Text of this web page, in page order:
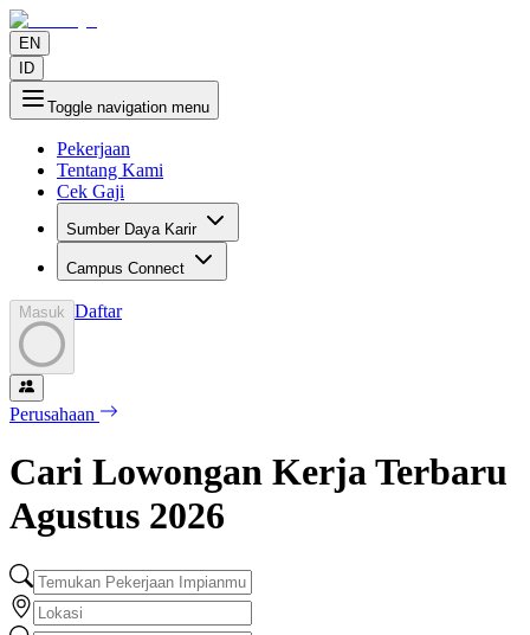
EN
ID
Toggle navigation menu
Pekerjaan
Tentang Kami
Cek Gaji
Sumber Daya Karir
Campus Connect
Masuk Daftar
Perusahaan
Cari Lowongan Kerja Terbaru
Agustus 2026